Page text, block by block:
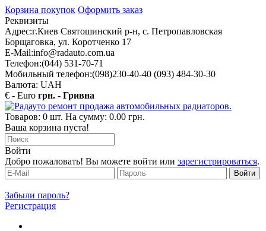
Корзина покупок Оформить заказ
Реквизиты
Адрес:г.Киев Святошинский р-н, с. Петропавловская
Борщаговка, ул. Коротченко 17
E-Mail:info@radauto.com.ua
Телефон:(044) 531-70-71
Мобильный телефон:(098)230-40-40 (093) 484-30-30
Валюта: UAH
€ - Euro грн. - Гривна
Товаров: 0 шт. На сумму: 0.00 грн.
Ваша корзина пуста!
Войти
Добро пожаловать! Вы можете войти или зарегистрироваться.
Забыли пароль?
Регистрация